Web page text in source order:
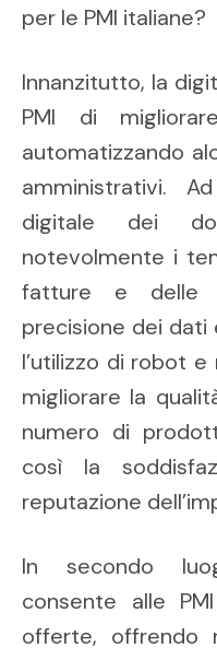
per le PMI italiane?
Innanzitutto, la
PMI di
automatizzando
amministrativi.
digitale dei
notevolmente i
fatture e delle
precisione dei dati
l’utilizzo di robot
migliorare la
numero di
così la
reputazione
In secondo
consente alle
offerte, offrendo